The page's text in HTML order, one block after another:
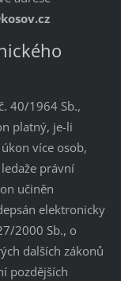
40/1964 Sb.,
platný, je-li
více osob,
právní
učiněn
elektronicky
2000 Sb., o
dalších zákonů
pozdějších